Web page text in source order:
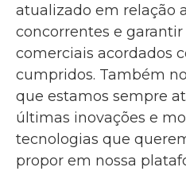
atualizado em relação
concorrentes e garantir
comerciais acordados
cumpridos. Também
que estamos sempre
últimas inovações e
tecnologias que
propor em nossa